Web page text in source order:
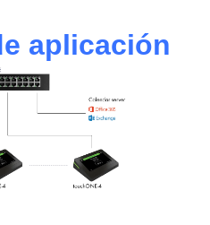
aplicación